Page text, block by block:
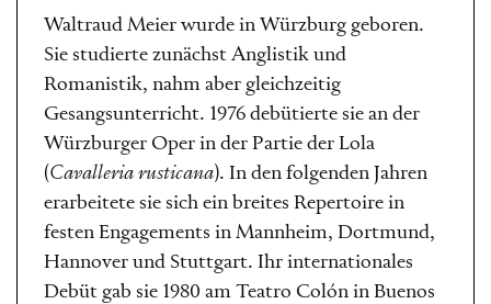
Waltraud Meier wurde in Würzburg geboren.
Sie studierte zunächst Anglistik und
Romanistik, nahm aber gleichzeitig
Gesangsunterricht. 1976 debütierte sie an der
Würzburger Oper in der Partie der Lola
(Cavalleria rusticana). In den folgenden Jahren
erarbeitete sie sich ein breites Repertoire in
festen Engagements in Mannheim, Dortmund,
Hannover und Stuttgart. Ihr internationales
Debüt gab sie 1980 am Teatro Colón in Buenos